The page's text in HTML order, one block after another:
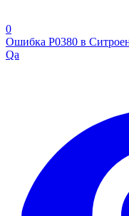
0
Ошибка Р0380 в
Qa